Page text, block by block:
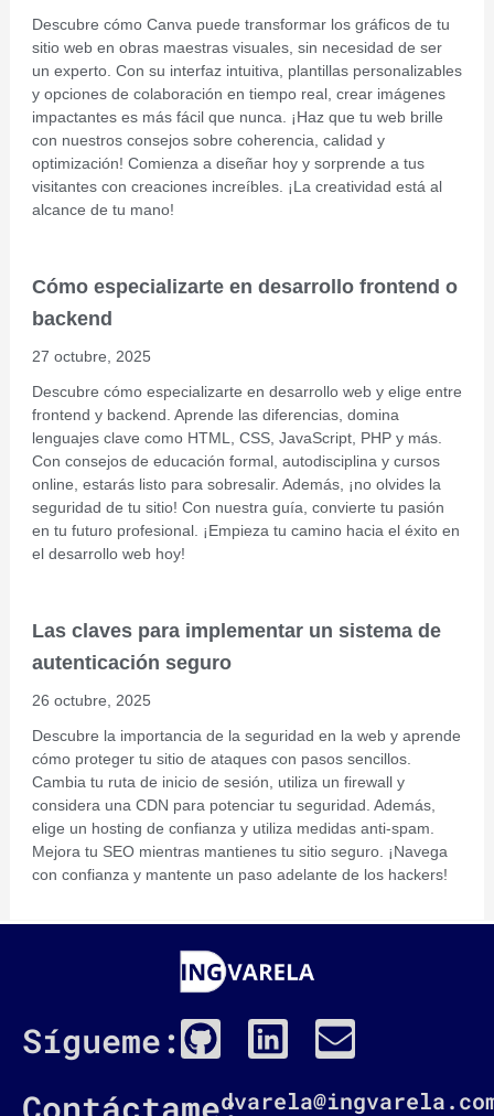
Descubre cómo Canva puede transformar los gráficos de tu
sitio web en obras maestras visuales, sin necesidad de ser
un experto. Con su interfaz intuitiva, plantillas personalizables
y opciones de colaboración en tiempo real, crear imágenes
impactantes es más fácil que nunca. ¡Haz que tu web brille
con nuestros consejos sobre coherencia, calidad y
optimización! Comienza a diseñar hoy y sorprende a tus
visitantes con creaciones increíbles. ¡La creatividad está al
alcance de tu mano!
Cómo especializarte en desarrollo frontend o
backend
27 octubre, 2025
Descubre cómo especializarte en desarrollo web y elige entre
frontend y backend. Aprende las diferencias, domina
lenguajes clave como HTML, CSS, JavaScript, PHP y más.
Con consejos de educación formal, autodisciplina y cursos
online, estarás listo para sobresalir. Además, ¡no olvides la
seguridad de tu sitio! Con nuestra guía, convierte tu pasión
en tu futuro profesional. ¡Empieza tu camino hacia el éxito en
el desarrollo web hoy!
Las claves para implementar un sistema de
autenticación seguro
26 octubre, 2025
Descubre la importancia de la seguridad en la web y aprende
cómo proteger tu sitio de ataques con pasos sencillos.
Cambia tu ruta de inicio de sesión, utiliza un firewall y
considera una CDN para potenciar tu seguridad. Además,
elige un hosting de confianza y utiliza medidas anti-spam.
Mejora tu SEO mientras mantienes tu sitio seguro. ¡Navega
con confianza y mantente un paso adelante de los hackers!
Sígueme:
G
i
t
L
i
n
E
n
v